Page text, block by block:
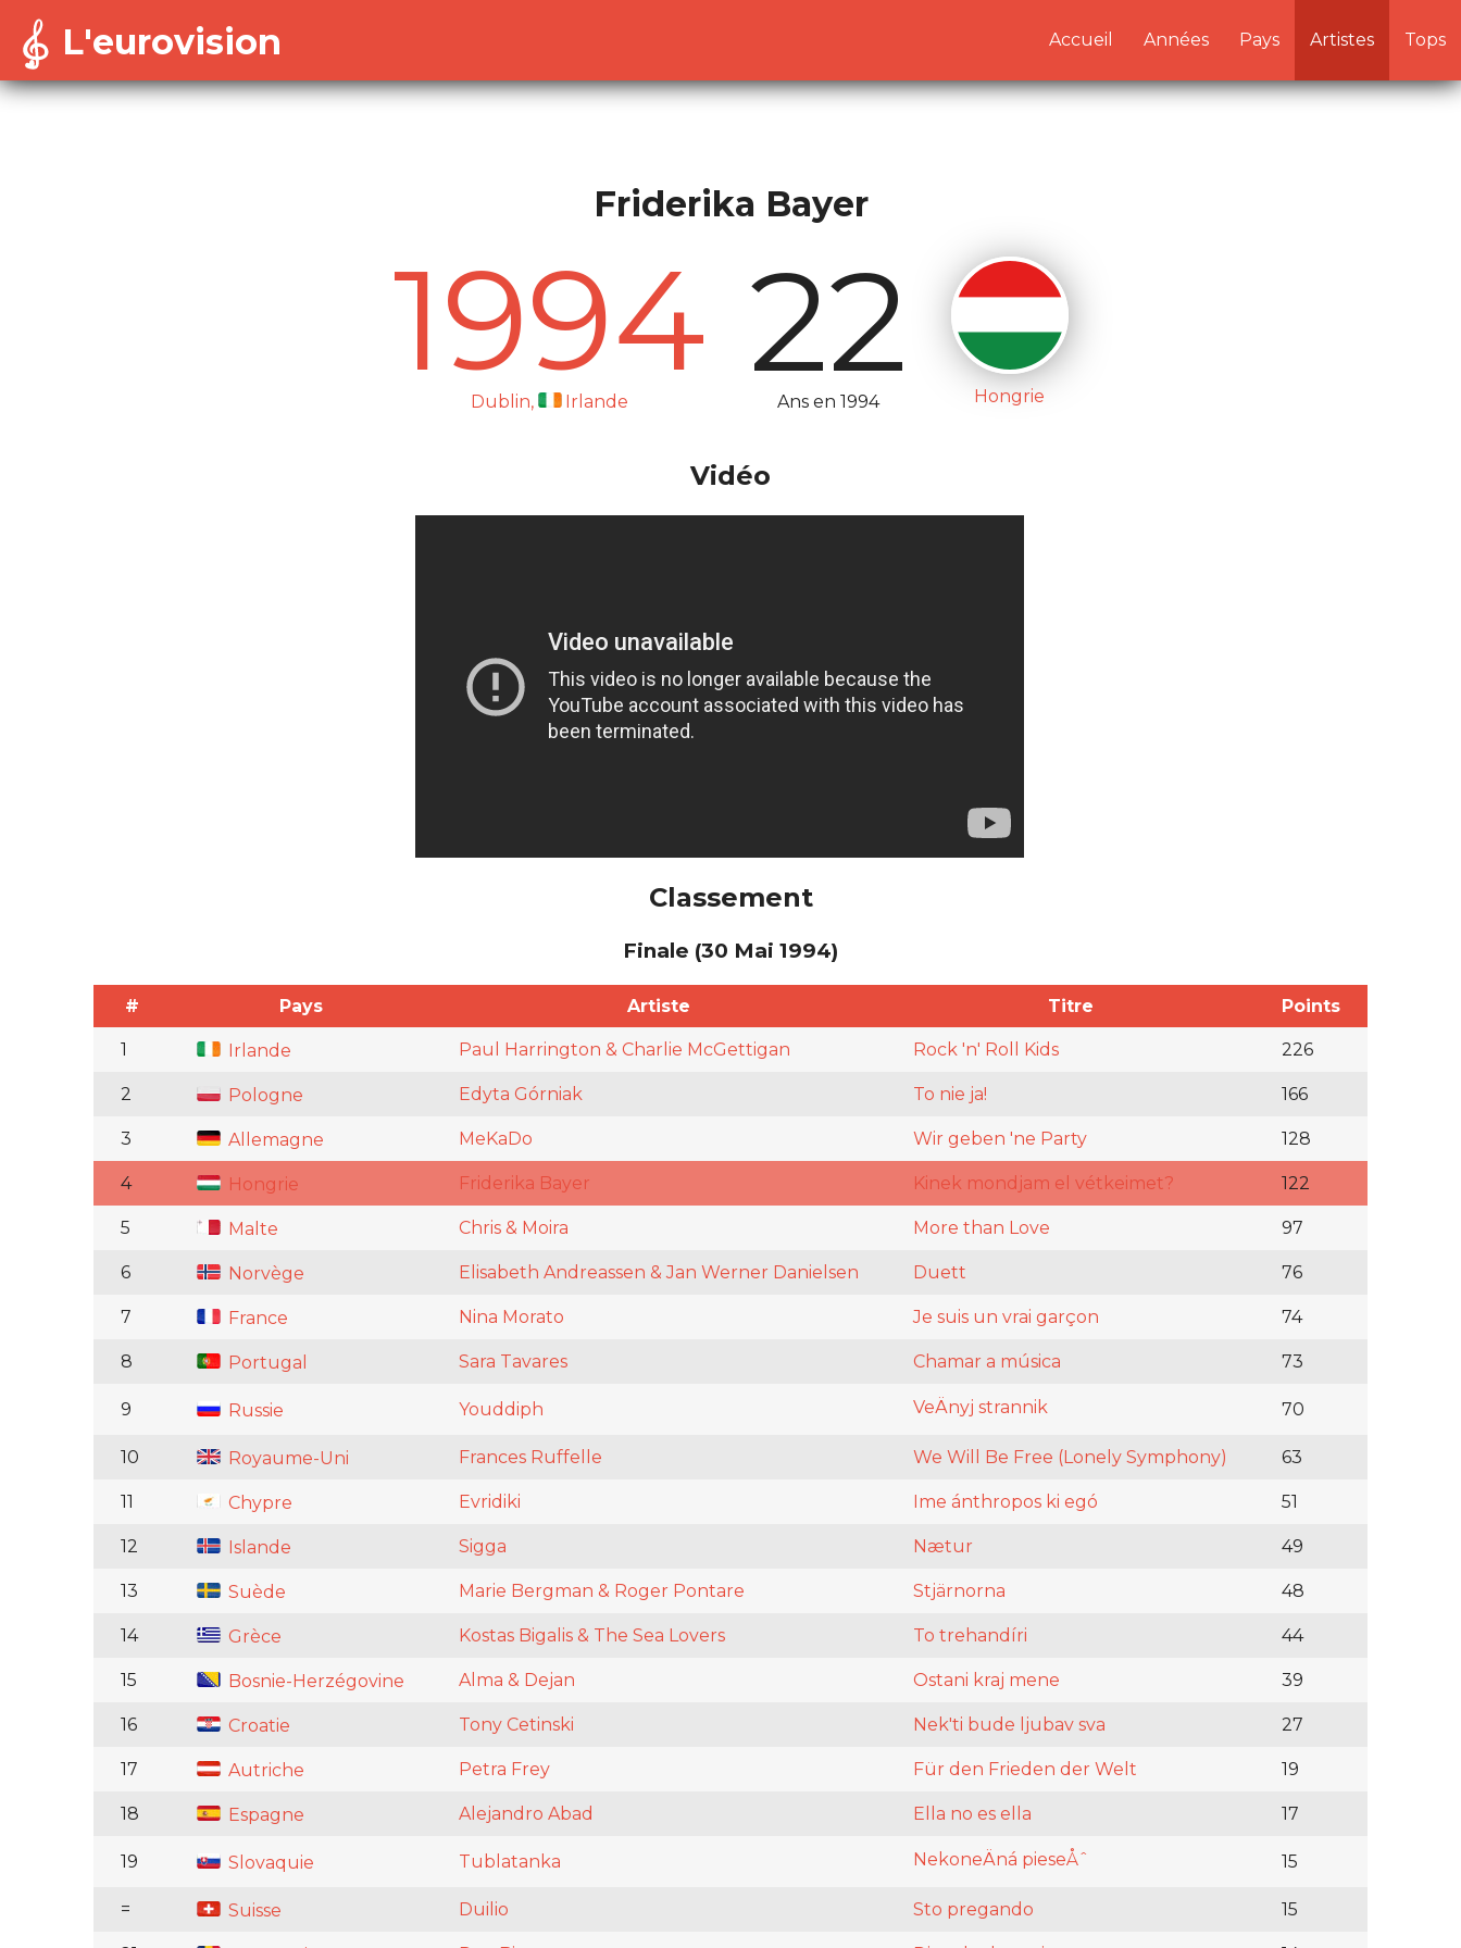
Warning
: Cannot modify header information - headers already sent by (output started at /home/dekoh/eurovision/artistes.php:1) in
/home/dekoh/eurovision/includes/session-config.inc.php
L'eurovision Tops
Artistes
Pays
Années
Accueil
Friderika Bayer
1994
Dublin, Irlande 22
Ans en 1994 Hongrie
Vidéo
Classement
Finale (30 Mai 1994)
# Pays Artiste Titre Points
1 Irlande Paul Harrington & Charlie McGettigan Rock 'n' Roll Kids 226
2 Pologne Edyta Górniak To nie ja! 166
3 Allemagne MeKaDo Wir geben 'ne Party 128
4 Hongrie Friderika Bayer Kinek mondjam el vétkeimet? 122
5 Malte Chris & Moira More than Love 97
6 Norvège Elisabeth Andreassen & Jan Werner Danielsen Duett 76
7 France Nina Morato Je suis un vrai garçon 74
8 Portugal Sara Tavares Chamar a música 73
9 Russie Youddiph VeÄnyj strannik 70
10 Royaume-Uni Frances Ruffelle We Will Be Free (Lonely Symphony) 63
11 Chypre Evridiki Ime ánthropos ki egó 51
12 Islande Sigga Nætur 49
13 Suède Marie Bergman & Roger Pontare Stjärnorna 48
14 Grèce Kostas Bigalis & The Sea Lovers To trehandíri 44
15 Bosnie-Herzégovine Alma & Dejan Ostani kraj mene 39
16 Croatie Tony Cetinski Nek'ti bude ljubav sva 27
17 Autriche Petra Frey Für den Frieden der Welt 19
18 Espagne Alejandro Abad Ella no es ella 17
19 Slovaquie Tublatanka NekoneÄná pieseÅˆ 15
= Suisse Duilio Sto pregando 15